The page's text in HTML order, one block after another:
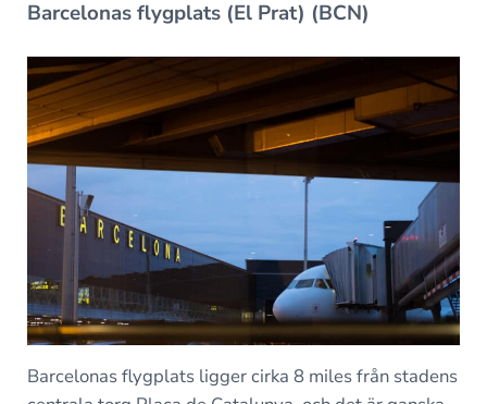
Barcelonas flygplats (El Prat) (BCN)
Barcelonas flygplats ligger cirka 8 miles från stadens